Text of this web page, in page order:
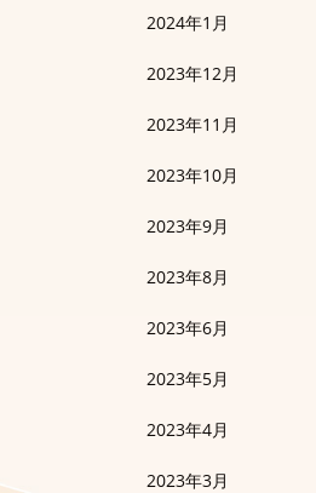
2024年1月
2023年12月
2023年11月
2023年10月
2023年9月
2023年8月
2023年6月
2023年5月
2023年4月
2023年3月